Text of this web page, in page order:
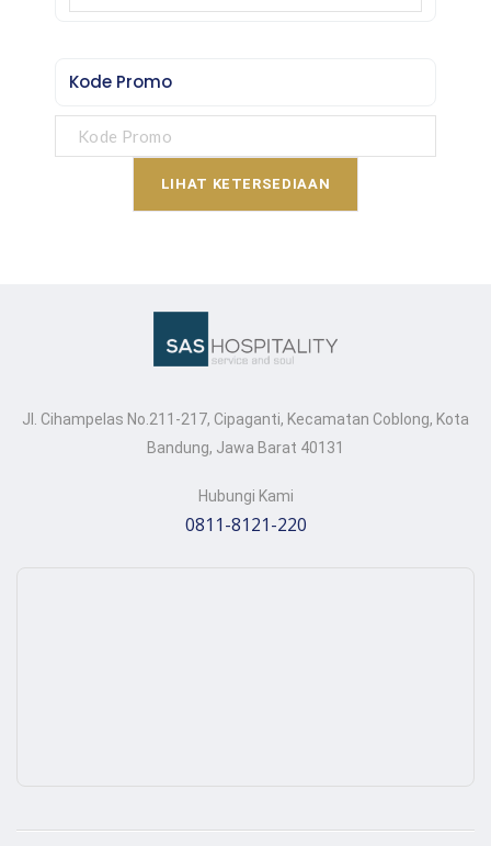
Kode Promo
LIHAT KETERSEDIAAN
Jl. Cihampelas No.211-217, Cipaganti, Kecamatan Coblong, Kota
Bandung, Jawa Barat 40131
Hubungi Kami
0811-8121-220